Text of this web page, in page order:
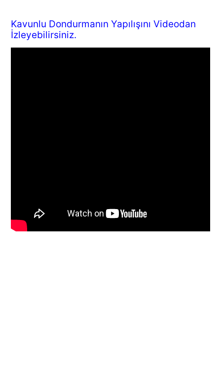
Kavunlu Dondurmanın Yapılışını Videodan
İzleyebilirsiniz.